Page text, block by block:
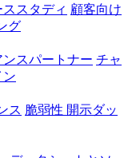
スタディ 顧客向け
グ
スパートナー チャ
ン
ス 脆弱性 開示ダッ